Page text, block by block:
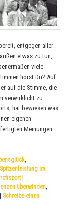
entgegen aller
etwas zu tun,
viele
hörst Du? Auf
auf die Stimme, die
verwirklicht zu
hat bewiesen was
eigenen
Meinungen
,
Spitzenleistung im
überwinden,
Schreibe einen